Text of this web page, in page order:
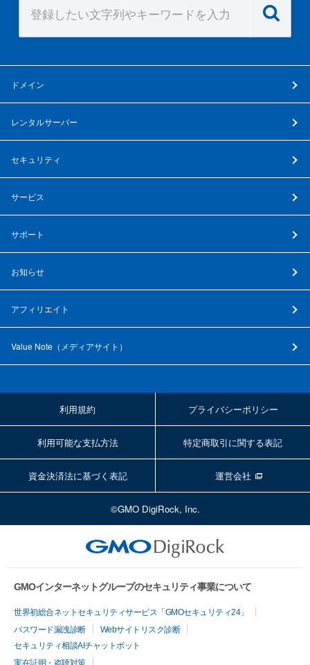
ドメイン
レンタルサーバー
セキュリティ
サービス
サポート
お知らせ
アフィリエイト
Value Note（ メディアサイト ）
利用規約 プライバシーポリシー
利用可能な支払方法 特定商取引に関する表記
資金決済法に基づく表記 運営会社
©GMO DigiRock, Inc.
GMOインターネットグループのセキュリティ事業について
世界初総合ネットセキュリティサービス「GMOセキュリティ24」
パスワード漏洩診断
Webサイトリスク診断
セキュリティ相談AIチャットボット
実在証明・盗聴対策